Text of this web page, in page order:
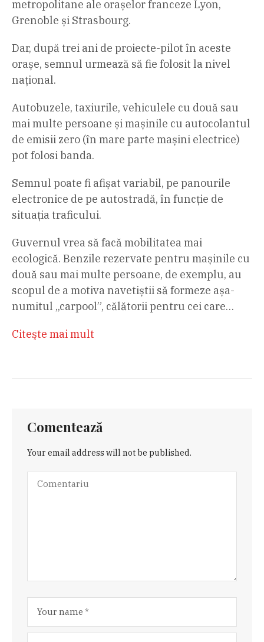
metropolitane ale orașelor franceze Lyon,
Grenoble și Strasbourg.
Dar, după trei ani de proiecte-pilot în aceste
orașe, semnul urmează să fie folosit la nivel
național.
Autobuzele, taxiurile, vehiculele cu două sau
mai multe persoane și mașinile cu autocolantul
de emisii zero (în mare parte mașini electrice)
pot folosi banda.
Semnul poate fi afișat variabil, pe panourile
electronice de pe autostradă, în funcție de
situația traficului.
Guvernul vrea să facă mobilitatea mai
ecologică. Benzile rezervate pentru mașinile cu
două sau mai multe persoane, de exemplu, au
scopul de a motiva navetiștii să formeze așa-
numitul „carpool”, călătorii pentru cei care…
Citeşte mai mult
Comentează
Your email address will not be published.